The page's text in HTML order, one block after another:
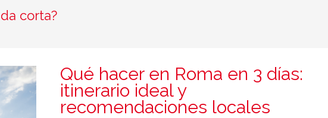
corta?
Qué hacer en Roma en 3 días:
itinerario ideal y
recomendaciones locales